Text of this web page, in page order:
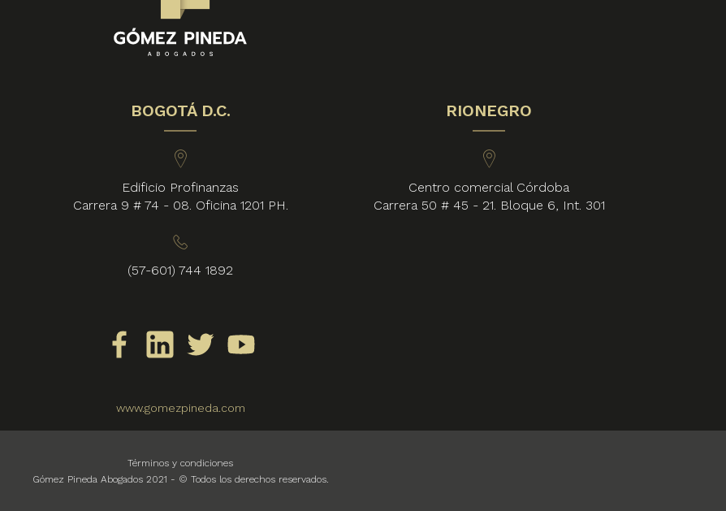
BOGOTÁ D.C.
Edificio Profinanzas
Carrera 9 # 74 - 08. Oficina 1201 PH.
(57-601) 744 1892
RIONEGRO
Centro comercial Córdoba
Carrera 50 # 45 - 21. Bloque 6, Int. 301
www.gomezpineda.com
Términos y condiciones
Gómez Pineda Abogados 2021 - © Todos los derechos reservados.